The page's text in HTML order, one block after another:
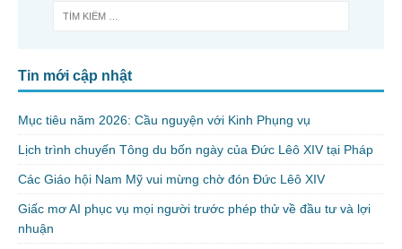
Tin mới cập nhật
Mục tiêu năm 2026: Cầu nguyện với Kinh Phụng vụ
Lịch trình chuyến Tông du bốn ngày của Đức Lêô XIV tại Pháp
Các Giáo hội Nam Mỹ vui mừng chờ đón Đức Lêô XIV
Giấc mơ AI phục vụ mọi người trước phép thử về đầu tư và lợi
nhuận